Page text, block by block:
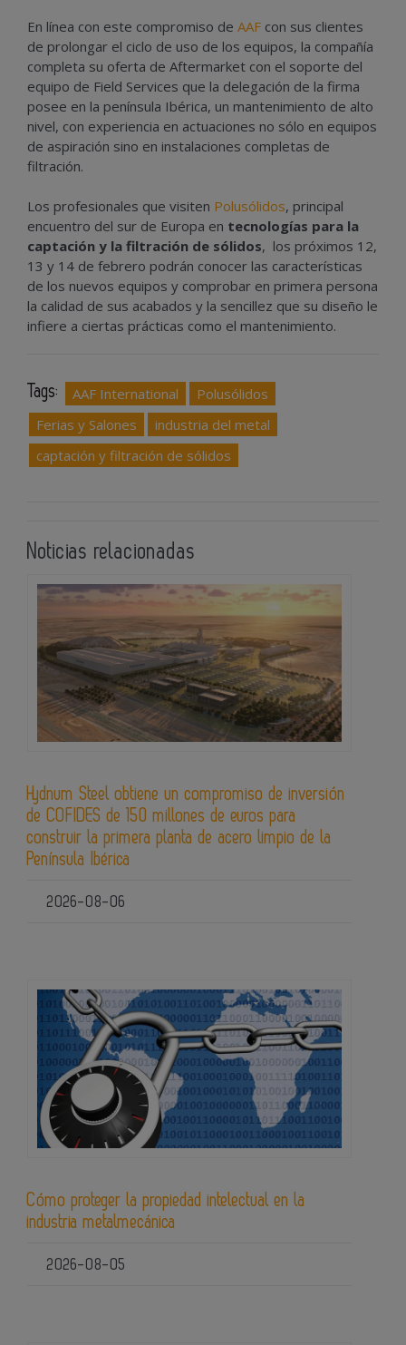
En línea con este compromiso de AAF con sus clientes
de prolongar el ciclo de uso de los equipos, la compañía
completa su oferta de Aftermarket con el soporte del
equipo de Field Services que la delegación de la firma
posee en la península Ibérica, un mantenimiento de alto
nivel, con experiencia en actuaciones no sólo en equipos
de aspiración sino en instalaciones completas de
filtración.
Los profesionales que visiten Polusólidos, principal
encuentro del sur de Europa en tecnologías para la
captación y la filtración de sólidos, los próximos 12,
13 y 14 de febrero podrán conocer las características
de los nuevos equipos y comprobar en primera persona
la calidad de sus acabados y la sencillez que su diseño le
infiere a ciertas prácticas como el mantenimiento.
Tags: AAF International
Polusólidos
Ferias y Salones
industria del metal
captación y filtración de sólidos
Noticias relacionadas
Hydnum Steel obtiene un compromiso de inversión
de COFIDES de 150 millones de euros para
construir la primera planta de acero limpio de la
Península Ibérica
2026-08-06
Cómo proteger la propiedad intelectual en la
industria metalmecánica
2026-08-05